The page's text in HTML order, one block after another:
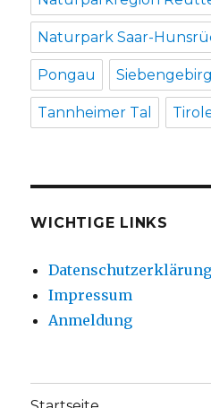
Naturpark Saar-
Pongau
Tannheimer Tal
WICHTIGE LINKS
Datenschutzerklärung
Impressum
Anmeldung